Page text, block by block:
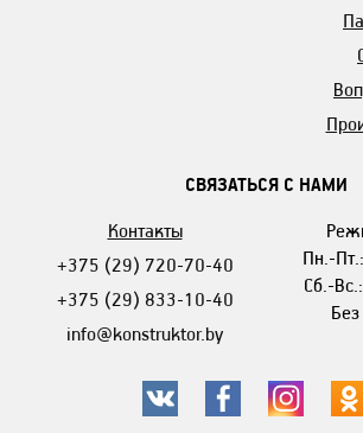
СВЯЗАТЬСЯ С НАМИ
Контакты
+375 (29) 720-70-40
+375 (29) 833-10-40
info@konstruktor.by
Пн.-
Сб.-